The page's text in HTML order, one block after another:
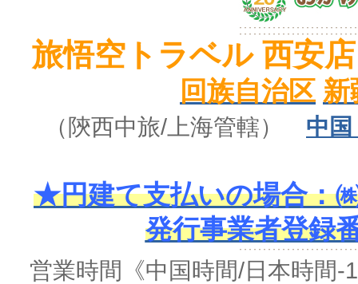
旅悟空トラベル 西安店
回族自治区 新
（陝西中旅/上海管轄） 中
★円建て支払いの場合：
発行事業者登録
営業時間 《中国時間/日本時間-